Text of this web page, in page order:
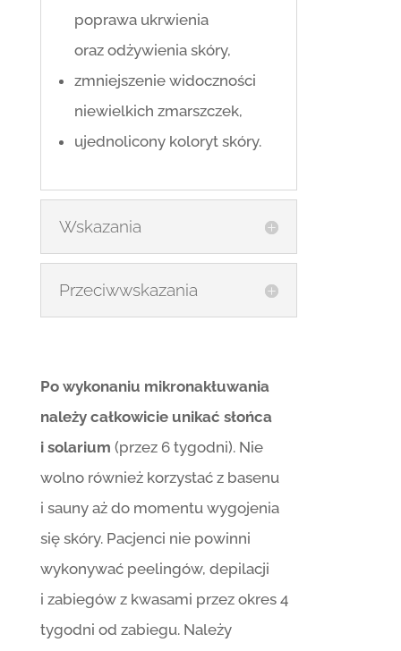
poprawa ukrwienia
oraz odżywienia skóry,
zmniejszenie widoczności
niewielkich zmarszczek,
ujednolicony koloryt skóry.
Wskazania
Przeciwwskazania
Po wykonaniu mikronakłuwania
należy całkowicie unikać słońca
i solarium (przez 6 tygodni). Nie
wolno również korzystać z basenu
i sauny aż do momentu wygojenia
się skóry. Pacjenci nie powinni
wykonywać peelingów, depilacji
i zabiegów z kwasami przez okres 4
tygodni od zabiegu. Należy